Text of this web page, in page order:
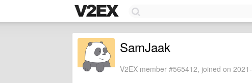
SamJaak
V2EX member #565412, joined on